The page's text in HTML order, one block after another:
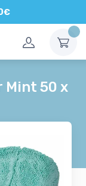
Mint 50 x